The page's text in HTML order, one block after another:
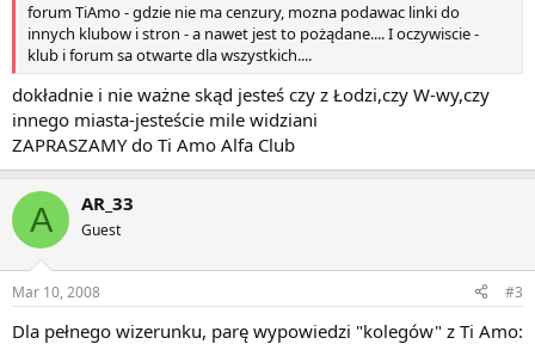
forum TiAmo - gdzie nie ma cenzury, mozna podawac linki do
innych klubow i stron - a nawet jest to pożądane.... I oczywiscie -
klub i forum sa otwarte dla wszystkich....
dokładnie i nie ważne skąd jesteś czy z Łodzi,czy W-wy,czy
innego miasta-jesteście mile widziani
ZAPRASZAMY do Ti Amo Alfa Club
A AR_33
Guest
Mar 10, 2008 #3
Dla pełnego wizerunku, parę wypowiedzi "kolegów" z Ti Amo: